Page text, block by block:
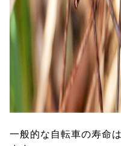
一般的な自転車の寿命